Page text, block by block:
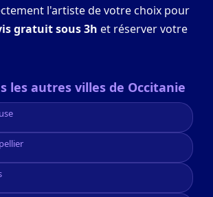
l'artiste de votre choix pour
gratuit sous 3h et réserver votre
les autres villes de Occitanie